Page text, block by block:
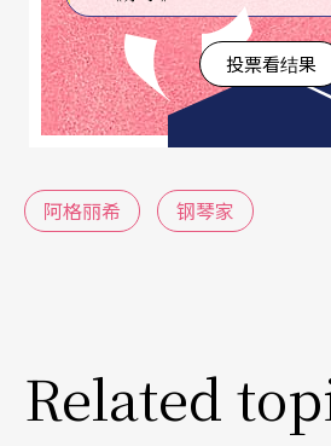
祝寿的故事。演奏时两人声部
这两位钢琴家的演奏特色：在
格丽希原本负责第一部，却因
傅聪也嫌她旋律线唱得不够美
对调，形成视觉上男生负责高音
部不太和谐的景象，第二部中
因此又换回阿格丽希来弹。傅聪
是发亮的。
投票看结果
阿格丽希 钢琴家
Related